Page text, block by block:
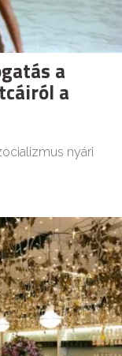
a
a
nyári